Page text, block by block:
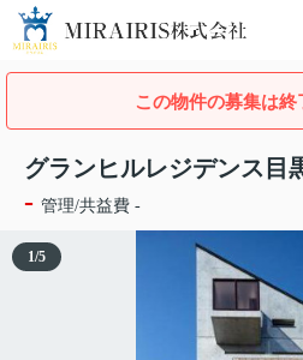
この物件の募集は終
グランヒルレジデンス目
- 管理/共益費 -
1/5